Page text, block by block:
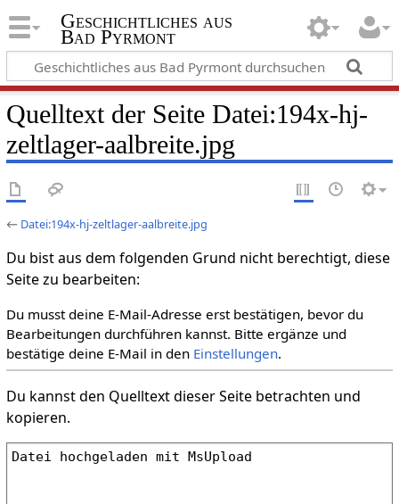
Geschichtliches aus
Bad Pyrmont
Quelltext der Seite Datei:194x-hj-
zeltlager-aalbreite.jpg
← Datei:194x-hj-zeltlager-aalbreite.jpg
Du bist aus dem folgenden Grund nicht berechtigt, diese
Seite zu bearbeiten:
Du musst deine E-Mail-Adresse erst bestätigen, bevor du
Bearbeitungen durchführen kannst. Bitte ergänze und
bestätige deine E-Mail in den Einstellungen.
Du kannst den Quelltext dieser Seite betrachten und
kopieren.